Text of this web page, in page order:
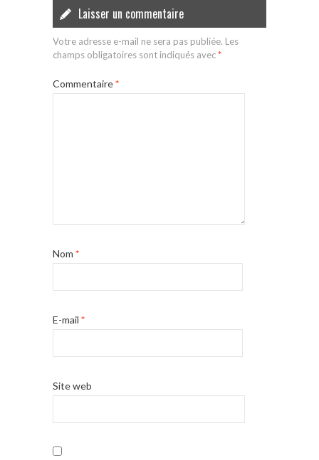
Laisser un commentaire
Votre adresse e-mail ne sera pas publiée. Les
champs obligatoires sont indiqués avec*
Commentaire*
Nom *
E-mail *
Site web